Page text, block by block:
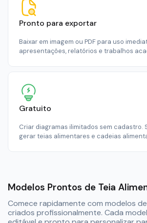
Pronto para exportar
Baixar em imagem ou PDF para uso
apresentações, relatórios e trabalhos
Gratuito
Criar diagramas ilimitados sem cadastro.
gerar teias alimentares e cadeias
Modelos Prontos de Teia
Comece rapidamente com modelos
criados profissionalmente. Cada